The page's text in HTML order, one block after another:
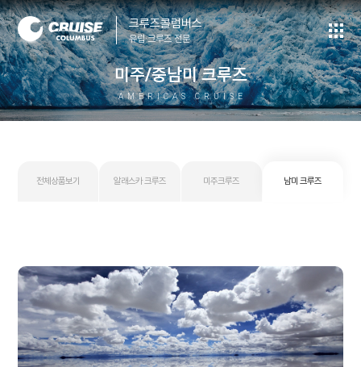
크루즈콜럼버스
유럽·크루즈 전문
미주/중남미 크루즈
AMERICAS CRUISE
전체상품보기 알래스카 크루즈 미주크루즈 남미 크루즈